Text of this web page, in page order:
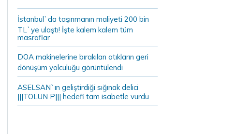
İstanbul`da taşınmanın maliyeti 200 bin
TL`ye ulaştı! İşte kalem kalem tüm
masraflar
DOA makinelerine bırakılan atıkların geri
dönüşüm yolculuğu görüntülendi
ASELSAN`ın geliştirdiği sığınak delici
|||TOLUN P||| hedefi tam isabetle vurdu